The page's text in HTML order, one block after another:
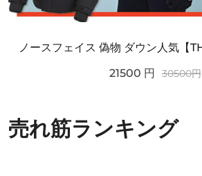
21500 円 30500円
売れ筋ランキング